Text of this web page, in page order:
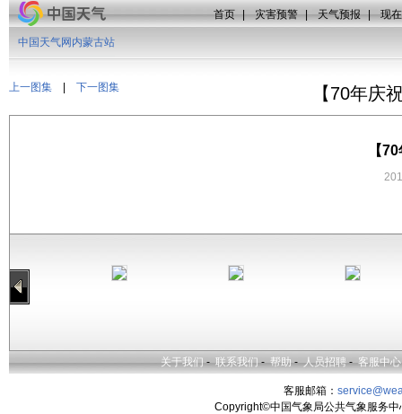
首页 | 灾害预警 | 天气预报 | 现
上一图集 下一图集
中国天气网内蒙古站
【70年庆
【
关于我们 - 联系我们 - 帮助 - 人员招聘 - 客服中心
客服邮箱：
Copyright©中国气象局公共气象服务